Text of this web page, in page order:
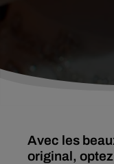
Avec les
original,